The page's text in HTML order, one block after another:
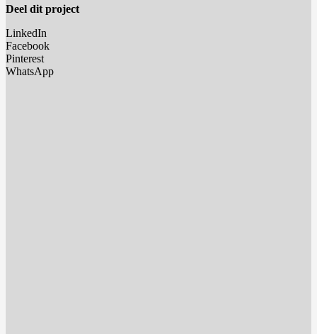
Deel dit project
LinkedIn
Facebook
Pinterest
WhatsApp